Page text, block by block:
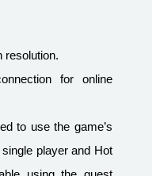
resolution.
for online
to use the game’s
player and Hot